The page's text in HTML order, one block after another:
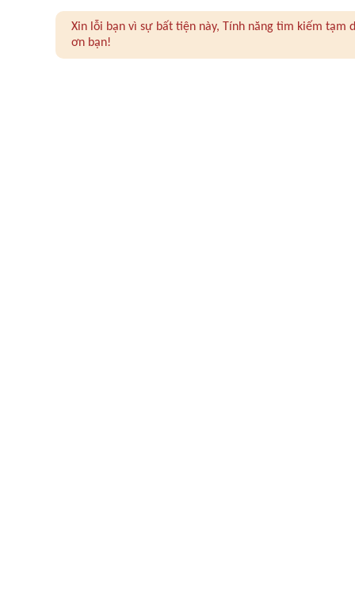
Xin lỗi bạn vì sự bất tiện này, Tính năng tìm kiếm
ơn bạn!